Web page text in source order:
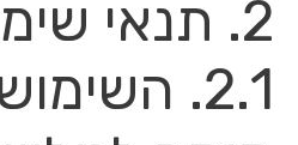
2. תנאי שימוש באתר
2.1.